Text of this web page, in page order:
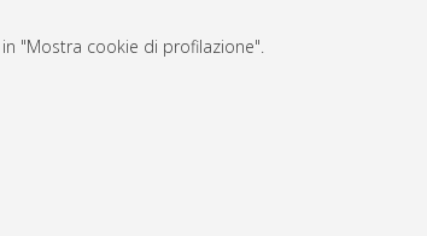
"Mostra cookie di profilazione".